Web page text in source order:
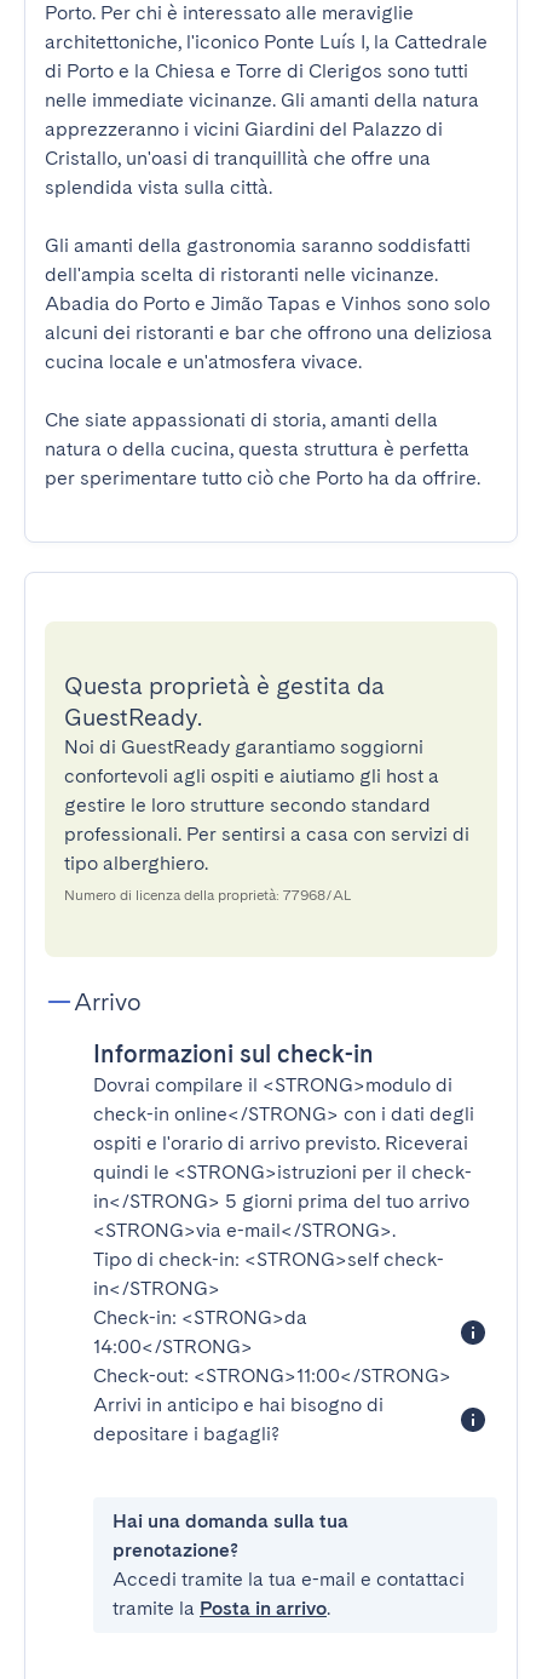
Porto. Per chi è interessato alle meraviglie
architettoniche, l'iconico Ponte Luís I, la Cattedrale
di Porto e la Chiesa e Torre di Clerigos sono tutti
nelle immediate vicinanze. Gli amanti della natura
apprezzeranno i vicini Giardini del Palazzo di
Cristallo, un'oasi di tranquillità che offre una
splendida vista sulla città.
Gli amanti della gastronomia saranno soddisfatti
dell'ampia scelta di ristoranti nelle vicinanze.
Abadia do Porto e Jimão Tapas e Vinhos sono solo
alcuni dei ristoranti e bar che offrono una deliziosa
cucina locale e un'atmosfera vivace.
Che siate appassionati di storia, amanti della
natura o della cucina, questa struttura è perfetta
per sperimentare tutto ciò che Porto ha da offrire.
Questa proprietà è gestita da
GuestReady.
Noi di GuestReady garantiamo soggiorni
confortevoli agli ospiti e aiutiamo gli host a
gestire le loro strutture secondo standard
professionali. Per sentirsi a casa con servizi di
tipo alberghiero.
Numero di licenza della proprietà: 77968/AL
Arrivo
Informazioni sul check-in
Dovrai compilare il <STRONG>modulo di
check-in online</STRONG> con i dati degli
ospiti e l'orario di arrivo previsto. Riceverai
quindi le <STRONG>istruzioni per il check-
in</STRONG> 5 giorni prima del tuo arrivo
<STRONG>via e-mail</STRONG>.
Tipo di check-in: <STRONG>self check-
in</STRONG>
Check-in: <STRONG>da
14:00</STRONG>
Check-out: <STRONG>11:00</STRONG>
Arrivi in anticipo e hai bisogno di
depositare i bagagli?
Hai una domanda sulla tua
prenotazione?
Accedi tramite la tua e-mail e contattaci
tramite la Posta in arrivo.